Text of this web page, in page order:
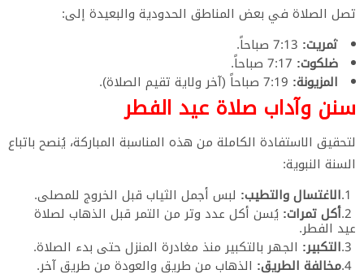
​تصل الصلاة في بعض المناطق الحدودية والبعيدة إلى:
ثمريت:
ضلكوت:
المزيونة:
​سنن وآداب صلاة عيد الفطر
​لتحقيق الاستفادة الكاملة من هذه المناسبة المباركة، يُنصح باتباع
السنة النبوية:
الاغتسال والتطيب: لبس أجمل الثياب قبل الخروج للمصلى.
أكل تمرات: يُسن أكل عدد وتر من التمر قبل الذهاب لصلاة
عيد الفطر.
التكبير: الجهر بالتكبير منذ مغادرة المنزل حتى بدء الصلاة.
مخالفة الطريق: الذهاب من طريق والعودة من طريق آخر.